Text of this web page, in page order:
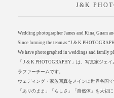
J&K
Wedding photographer James and Kina, Guam
Since forming the team as “J & K
We have photographed in weddings and family
「 J & K PHOTOGRAPHY」は、写真家ジェ
ラファーチームです。
ウェディング・家族写真をメインに世界各国で
「ありのまま」「らしさ」「自然体」を大切